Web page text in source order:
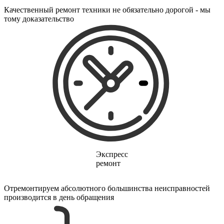
электрических зубных щеток
электрических газонокосилок
электрического канального нагревателя
электрических опрыскивателей
электрических стеклоочистителей
электрических тестеров
электрических водных насосов
электробритв
электрогенераторов
электрогитар
электрокаминов
электрокастрюлей
электрокоптильни
электроматрасов
электронапильников
электронных беруш
электронных испарителей
электроножовок
электроодеял
электропил
электроприводов для рулонной шторы
Качественный ремонт техники не обязательно дорогой - мы
тому доказательство
Экспресс
ремонт
Отремонтируем абсолютного большинства неисправностей
производится в день обращения